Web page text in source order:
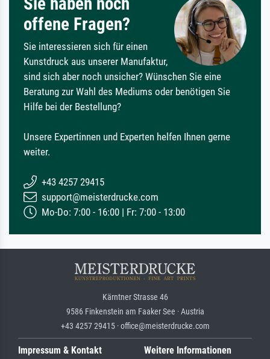
offene Fragen?
Sie interessieren sich für einen
Kunstdruck aus unserer Manufaktur,
sind sich aber noch unsicher? Wünschen Sie eine
Beratung zur Wahl des Mediums oder benötigen Sie
Hilfe bei der Bestellung?
Unsere Expertinnen und Experten helfen Ihnen gerne
weiter.
+43 4257 29415
support@meisterdrucke.com
Mo-Do: 7:00 - 16:00 | Fr: 7:00 - 13:00
Kärntner Strasse 46
9586 Finkenstein am Faaker See · Austria
+43 4257 29415 · office@meisterdrucke.com
Impressum & Kontakt Weitere Informationen